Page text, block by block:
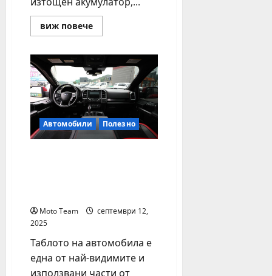
виж повечеRead
more
пътна
помощ
във
Варна
–
сигурност
и
спокойствие
по
всяко
Автомобили Полезно
Moto Team
септември 12,
2025
Таблото на автомобила е
една от най-видимите и
използвани части от